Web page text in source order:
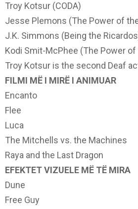
Troy Kotsur (CODA)
Jesse Plemons (The Power of
J.K. Simmons (Being the
Kodi Smit-McPhee (The Power of
Troy Kotsur is the second Deaf
FILMI MË I MIRË I ANIMUAR
Encanto
Flee
Luca
The Mitchells vs. the Machines
Raya and the Last Dragon
EFEKTET VIZUELE MË TË MIRA
Dune
Free Guy